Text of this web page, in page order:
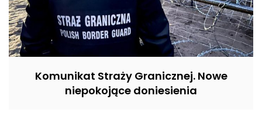
Komunikat Straży Granicznej. Nowe
niepokojące doniesienia